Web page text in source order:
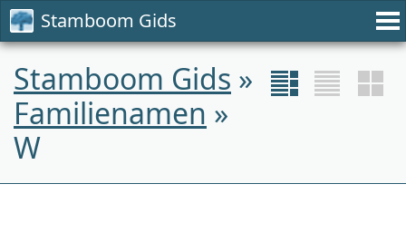
Stamboom Gids
Stamboom Gids »
Familienamen »
W